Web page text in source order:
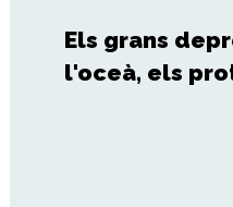
Els grans
l'oceà, els